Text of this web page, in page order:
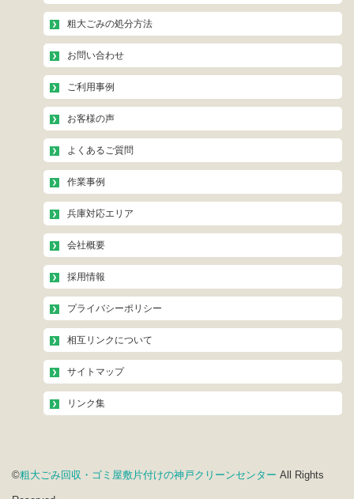
粗大ごみの処分方法
お問い合わせ
ご利用事例
お客様の声
よくあるご質問
作業事例
兵庫対応エリア
会社概要
採用情報
プライバシーポリシー
相互リンクについて
サイトマップ
リンク集
©粗大ごみ回収・ゴミ屋敷片付けの神戸クリーンセンター All Rights